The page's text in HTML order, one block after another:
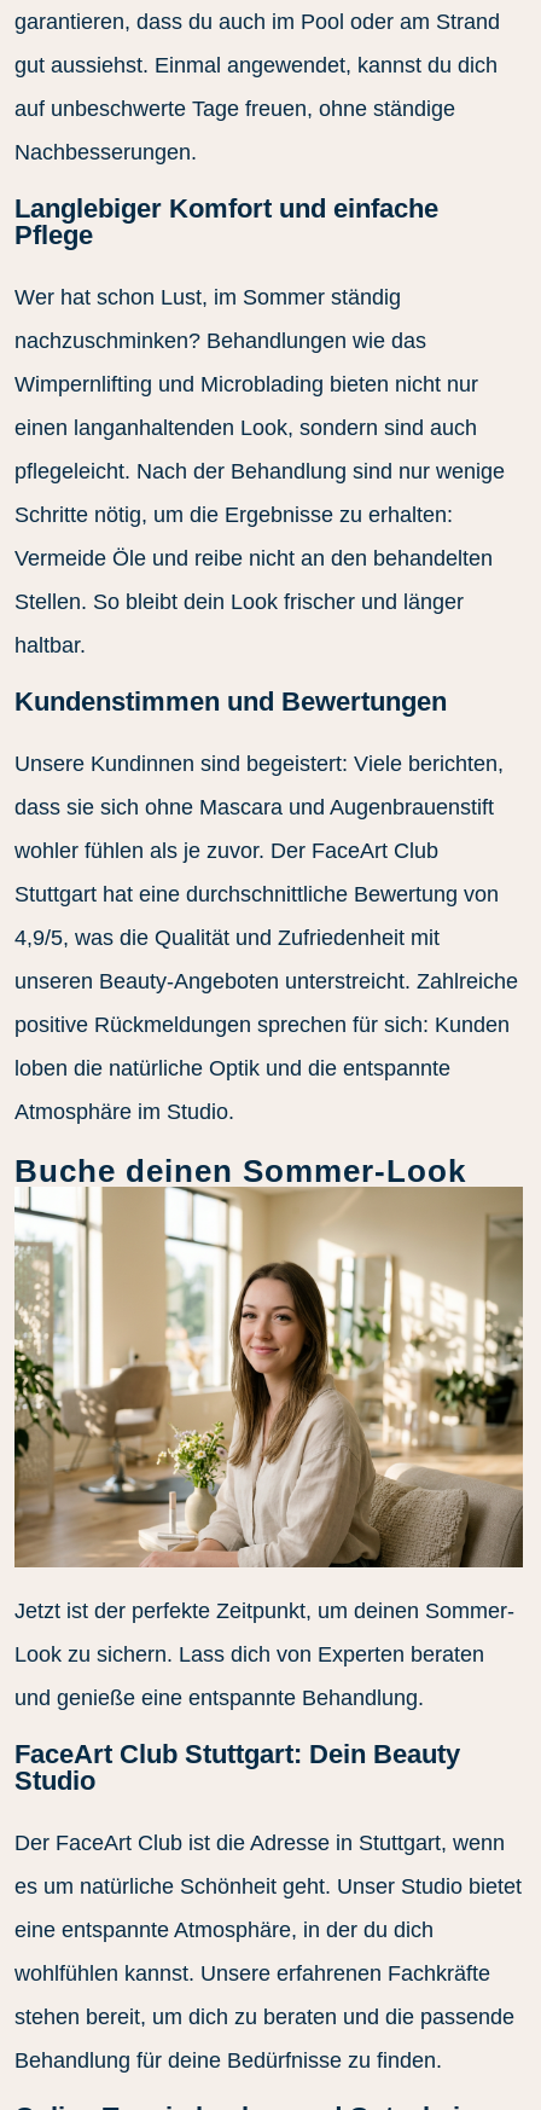
garantieren, dass du auch im Pool oder am Strand
gut aussiehst. Einmal angewendet, kannst du dich
auf unbeschwerte Tage freuen, ohne ständige
Nachbesserungen.
Langlebiger Komfort und einfache
Pflege
Wer hat schon Lust, im Sommer ständig
nachzuschminken? Behandlungen wie das
Wimpernlifting und Microblading bieten nicht nur
einen langanhaltenden Look, sondern sind auch
pflegeleicht. Nach der Behandlung sind nur wenige
Schritte nötig, um die Ergebnisse zu erhalten:
Vermeide Öle und reibe nicht an den behandelten
Stellen. So bleibt dein Look frischer und länger
haltbar.
Kundenstimmen und Bewertungen
Unsere Kundinnen sind begeistert: Viele berichten,
dass sie sich ohne Mascara und Augenbrauenstift
wohler fühlen als je zuvor. Der FaceArt Club
Stuttgart hat eine durchschnittliche Bewertung von
4,9/5, was die Qualität und Zufriedenheit mit
unseren Beauty-Angeboten unterstreicht. Zahlreiche
positive Rückmeldungen sprechen für sich: Kunden
loben die natürliche Optik und die entspannte
Atmosphäre im Studio.
Buche deinen Sommer-Look
Jetzt ist der perfekte Zeitpunkt, um deinen Sommer-
Look zu sichern. Lass dich von Experten beraten
und genieße eine entspannte Behandlung.
FaceArt Club Stuttgart: Dein Beauty
Studio
Der FaceArt Club ist die Adresse in Stuttgart, wenn
es um natürliche Schönheit geht. Unser Studio bietet
eine entspannte Atmosphäre, in der du dich
wohlfühlen kannst. Unsere erfahrenen Fachkräfte
stehen bereit, um dich zu beraten und die passende
Behandlung für deine Bedürfnisse zu finden.